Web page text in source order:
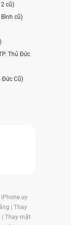
cũ)
cũ)
Thủ Đức
Đức Cũ)
iPhone uy
| Thay
| Thay mặt